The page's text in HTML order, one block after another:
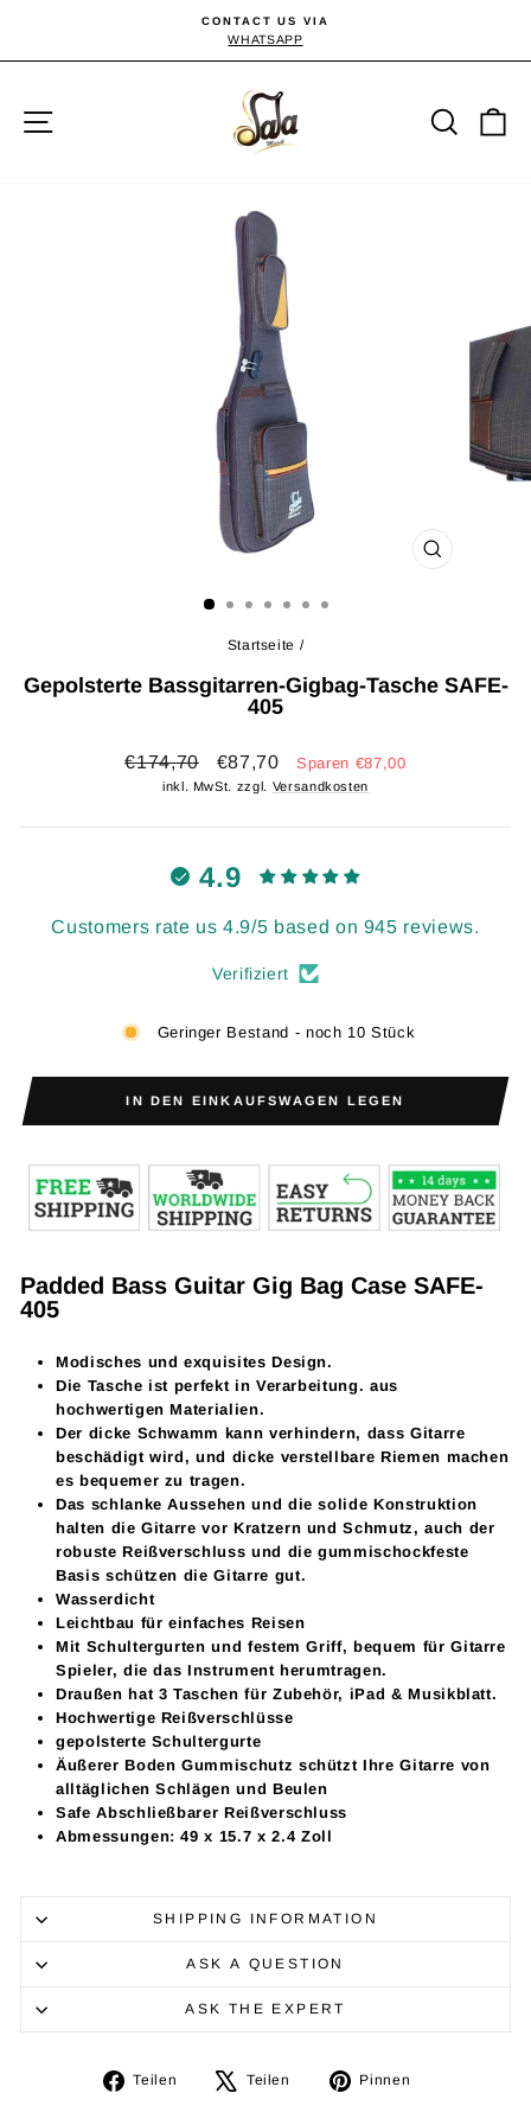
Inhalt
Pause
CONTACT US VIA
WHATSAPP
Suche
Startseite /
Gepolsterte Bassgitarren-Gigbag-Tasche SAFE-
405
Normaler
Preis
€174,70 Sonderpreis
€87,70 Sparen €87,00
inkl. MwSt. zzgl. Versandkosten
4.9
Customers rate us 4.9/5 based on 945 reviews.
Verifiziert
Geringer Bestand - noch 10 Stück
IN DEN EINKAUFSWAGEN LEGEN
Padded Bass Guitar Gig Bag Case SAFE-
405
Modisches und exquisites Design.
Die Tasche ist perfekt in Verarbeitung. aus
hochwertigen Materialien.
Der dicke Schwamm kann verhindern, dass Gitarre
beschädigt wird, und dicke verstellbare Riemen machen
es bequemer zu tragen.
Das schlanke Aussehen und die solide Konstruktion
halten dieGitarre vor Kratzern und Schmutz, auch der
robuste Reißverschluss und die gummischockfeste
Basis schützen dieGitarre gut.
Wasserdicht
Leichtbau für einfaches Reisen
Mit Schultergurten und festem Griff, bequem fürGitarre
Spieler, die das Instrument herumtragen.
Draußen hat 3 Taschen für Zubehör, iPad & Musikblatt.
Hochwertige Reißverschlüsse
gepolsterte Schultergurte
Äußerer Boden Gummischutz schützt IhreGitarre von
alltäglichen Schlägen und Beulen
Safe Abschließbarer Reißverschluss
Abmessungen:49 x 15.7 x 2.4 Zoll
SHIPPING INFORMATION
ASK A QUESTION
ASK THE EXPERT
Teilen
Auf
Teilen
Auf
Pinnen